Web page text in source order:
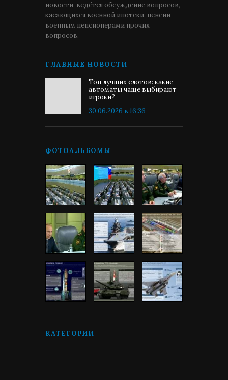
новости, ведётся обсуждение вопросов,
касающихся военной ипотеки, пенсии
военным пенсионерами прочих
вопросов.
ГЛАВНЫЕ НОВОСТИ
Топ лучших слотов: какие
автоматы чаще выбирают
игроки?
30.06.2026 в 16:36
ФОТОАЛЬБОМЫ
КАТЕГОРИИ